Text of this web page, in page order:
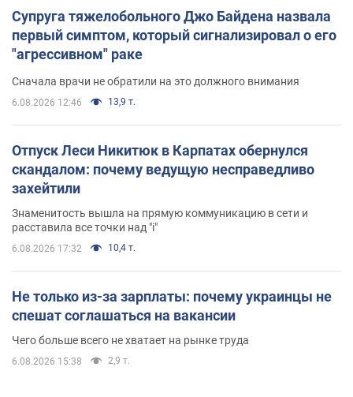
Супруга тяжелобольного Джо Байдена назвала
первый симптом, который сигнализировал о его
"агрессивном" раке
Сначала врачи не обратили на это должного внимания
6.08.2026 12:46 13,9 т.
Отпуск Леси Никитюк в Карпатах обернулся
скандалом: почему ведущую несправедливо
захейтили
Знаменитость вышла на прямую коммуникацию в сети и
расставила все точки над "i"
6.08.2026 17:32 10,4 т.
Не только из-за зарплаты: почему украинцы не
спешат соглашаться на вакансии
Чего больше всего не хватает на рынке труда
6.08.2026 15:38 2,9 т.